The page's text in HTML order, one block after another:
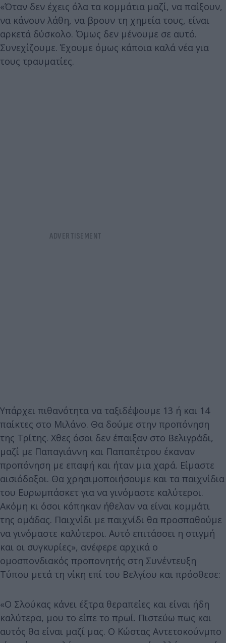
«Όταν δεν έχεις όλα τα κομμάτια μαζί, να παίξουν,
να κάνουν λάθη, να βρουν τη χημεία τους, είναι
αρκετά δύσκολο. Όμως δεν μένουμε σε αυτό.
Συνεχίζουμε. Έχουμε όμως κάποια καλά νέα για
τους τραυματίες.
Υπάρχει πιθανότητα να ταξιδέψουμε 13 ή και 14
παίκτες στο Μιλάνο. Θα δούμε στην προπόνηση
της Τρίτης. Χθες όσοι δεν έπαιξαν στο Βελιγράδι,
μαζί με Παπαγιάννη και Παπαπέτρου έκαναν
προπόνηση με επαφή και ήταν μια χαρά. Είμαστε
αισιόδοξοι. Θα χρησιμοποιήσουμε και τα παιχνίδια
του Ευρωμπάσκετ για να γινόμαστε καλύτεροι.
Ακόμη κι όσοι κόπηκαν ήθελαν να είναι κομμάτι
της ομάδας. Παιχνίδι με παιχνίδι θα προσπαθούμε
να γινόμαστε καλύτεροι. Αυτό επιτάσσει η στιγμή
και οι συγκυρίες», ανέφερε αρχικά ο
ομοσπονδιακός προπονητής στη Συνέντευξη
Τύπου μετά τη νίκη επί του Βελγίου και πρόσθεσε:
«Ο Σλούκας κάνει έξτρα θεραπείες και είναι ήδη
καλύτερα, μου το είπε το πρωί. Πιστεύω πως και
αυτός θα είναι μαζί μας. Ο Κώστας Αντετοκούνμπο